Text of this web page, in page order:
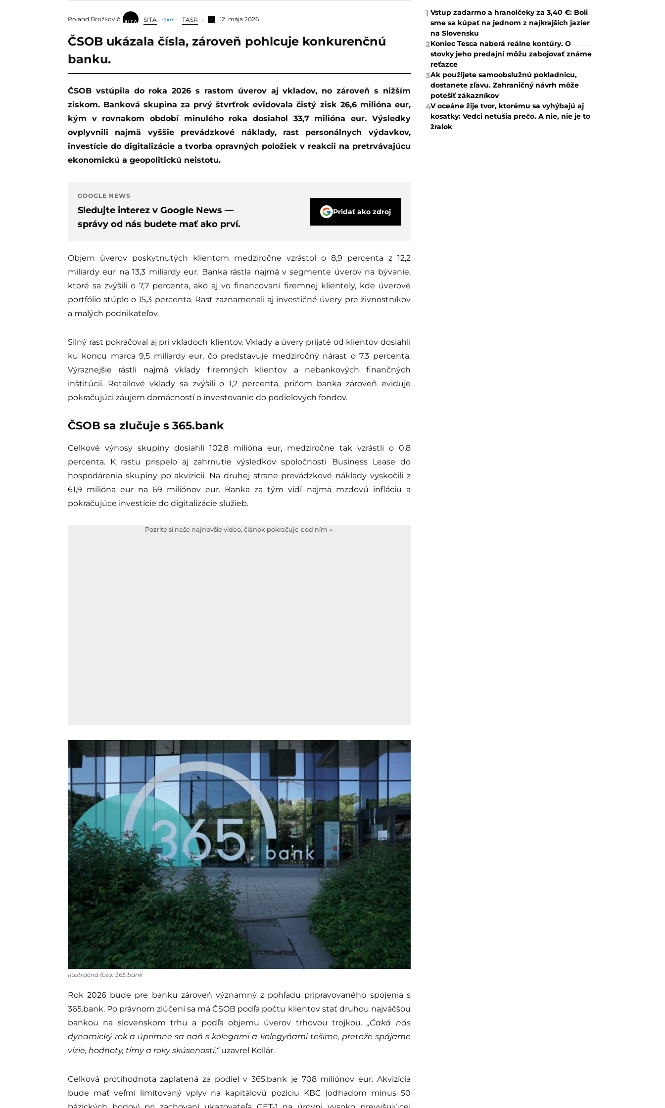
Roland Brožkovič SITA TASR 12. mája 2026
ČSOB ukázala čísla, zároveň pohlcuje konkurenčnú
banku.
ČSOB vstúpila do roka 2026 s rastom úverov aj vkladov, no zároveň s nižším
ziskom. Banková skupina za prvý štvrťrok evidovala čistý zisk 26,6 milióna eur,
kým v rovnakom období minulého roka dosiahol 33,7 milióna eur. Výsledky
ovplyvnili najmä vyššie prevádzkové náklady, rast personálnych výdavkov,
investície do digitalizácie a tvorba opravných položiek v reakcii na pretrvávajúcu
ekonomickú a geopolitickú neistotu.
GOOGLE NEWS
Sledujte interez v Google News —
správy od nás budete mať ako prví.
Pridať ako zdroj
Objem úverov poskytnutých klientom medziročne vzrástol o 8,9 percenta z 12,2
miliardy eur na 13,3 miliardy eur. Banka rástla najmä v segmente úverov na bývanie,
ktoré sa zvýšili o 7,7 percenta, ako aj vo financovaní firemnej klientely, kde úverové
portfólio stúplo o 15,3 percenta. Rast zaznamenali aj investičné úvery pre živnostníkov
a malých podnikateľov.
Silný rast pokračoval aj pri vkladoch klientov. Vklady a úvery prijaté od klientov dosiahli
ku koncu marca 9,5 miliardy eur, čo predstavuje medziročný nárast o 7,3 percenta.
Výraznejšie rástli najmä vklady firemných klientov a nebankových finančných
inštitúcií. Retailové vklady sa zvýšili o 1,2 percenta, pričom banka zároveň eviduje
pokračujúci záujem domácností o investovanie do podielových fondov.
ČSOB sa zlučuje s 365.bank
Celkové výnosy skupiny dosiahli 102,8 milióna eur, medziročne tak vzrástli o 0,8
percenta. K rastu prispelo aj zahrnutie výsledkov spoločnosti Business Lease do
hospodárenia skupiny po akvizícii. Na druhej strane prevádzkové náklady vyskočili z
61,9 milióna eur na 69 miliónov eur. Banka za tým vidí najmä mzdovú infláciu a
pokračujúce investície do digitalizácie služieb.
Pozrite si naše najnovšie video, článok pokračuje pod ním ↓
Ilustračná foto: 365.bank
Rok 2026 bude pre banku zároveň významný z pohľadu pripravovaného spojenia s
365.bank. Po právnom zlúčení sa má ČSOB podľa počtu klientov stať druhou najväčšou
bankou na slovenskom trhu a podľa objemu úverov trhovou trojkou.„Čaká nás
dynamický rok a úprimne sa naň s kolegami a kolegyňami tešíme, pretože spájame
vízie, hodnoty, tímy a roky skúseností,“uzavrel Kollár.
Celková protihodnota zaplatená za podiel v 365.bank je 708 miliónov eur. Akvizícia
bude mať veľmi limitovaný vplyv na kapitálovú pozíciu KBC (odhadom mínus 50
1 Vstup zadarmo a hranolčeky za 3,40 €: Boli
sme sa kúpať na jednom z najkrajších jazier
na Slovensku
2Koniec Tesca naberá reálne kontúry. O
stovky jeho predajní môžu zabojovať známe
reťazce
3Ak použijete samoobslužnú pokladnicu,
dostanete zľavu. Zahraničný návrh môže
potešiť zákazníkov
4V oceáne žije tvor, ktorému sa vyhýbajú aj
kosatky: Vedci netušia prečo. A nie, nie je to
žralok